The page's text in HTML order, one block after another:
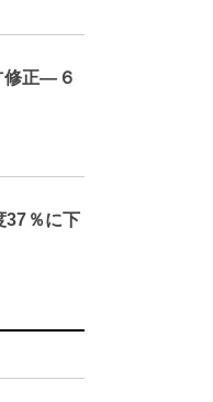
修正―６
37％に下